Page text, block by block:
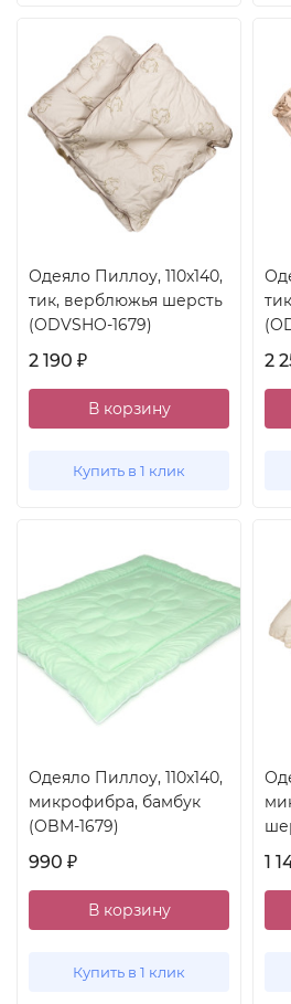
Одеяло Пиллоу, 110x140,
тик, верблюжья шерсть
(ODVSHO-1679)
2 190 ₽
В корзину
Купить в 1 клик
2
Одеяло Пиллоу, 110x140,
микрофибра, бамбук
(OBM-1679)
990 ₽
В корзину
Купить в 1 клик
1